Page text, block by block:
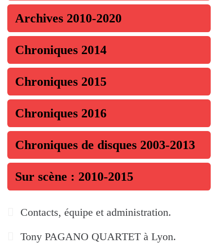
Archives 2010-2020
Chroniques 2014
Chroniques 2015
Chroniques 2016
Chroniques de disques 2003-2013
Sur scène : 2010-2015
Contacts, équipe et administration.
Tony PAGANO QUARTET à Lyon.